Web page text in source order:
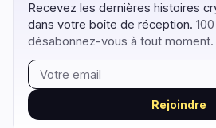
Légal 1
Conformité 1
Fiscalité 0
Application 0
Recevez les dernières histoires
dans votre boîte de réception.
désabonnez-vous à tout moment.
Rejoindre